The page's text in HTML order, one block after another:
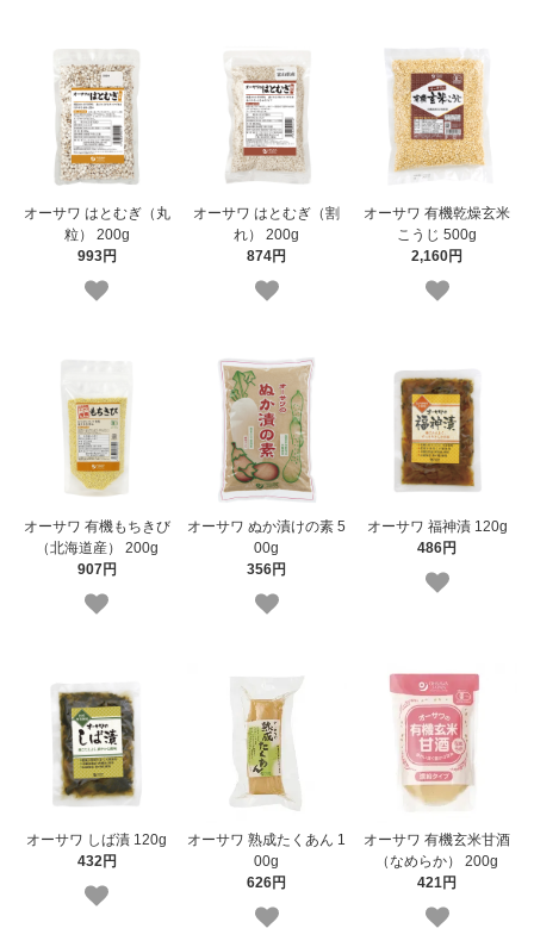
オーサワ はとむぎ（丸
粒） 200g
993円
オーサワ はとむぎ（割
れ） 200g
874円
オーサワ 有機乾燥玄米
こうじ 500g
2,160円
オーサワ 有機もちきび
（北海道産） 200g
907円
オーサワ ぬか漬けの素 5
00g
356円
オーサワ 福神漬 120g
486円
オーサワ しば漬 120g
432円
オーサワ 熟成たくあん 1
00g
626円
オーサワ 有機玄米甘酒
（なめらか） 200g
421円